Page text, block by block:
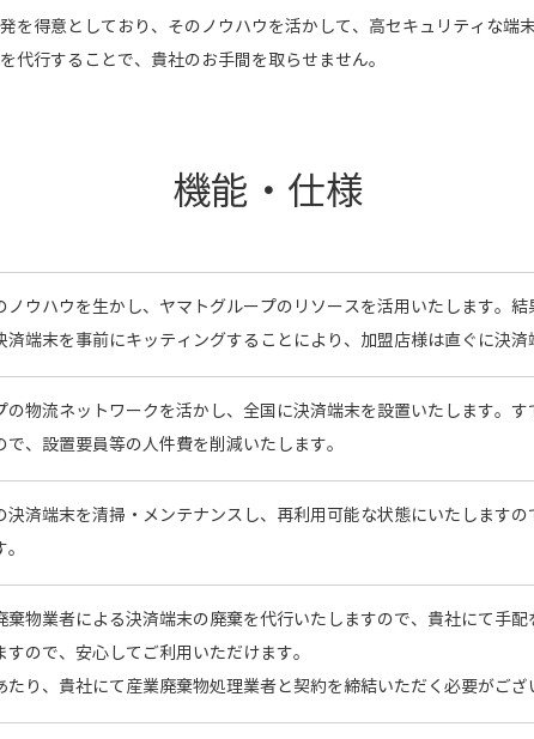
得意としており、そのノウハウを活かして、高セキュリティな端
行することで、貴社のお手間を取らせません。
機能・仕様
ノウハウを生かし、ヤマトグループのリソースを活用いたします。
済端末を事前にキッティングすることにより、加盟店様は直ぐに決済
の物流ネットワークを活かし、全国に決済端末を設置いたします。
で、設置要員等の人件費を削減いたします。
決済端末を清掃・メンテナンスし、再利用可能な状態にいたします
棄物業者による決済端末の廃棄を代行いたしますので、貴社にて手
すので、安心してご利用いただけます。
り、貴社にて産業廃棄物処理業者と契約を締結いただく必要がござ